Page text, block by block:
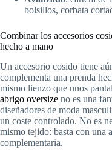
bolsillos, corbata
Combinar los accesorios
hecho a mano
Un accesorio cosido tiene
complementa una prenda
mismo lienzo que unos
abrigo oversize no es una
diseñadores de moda
un coste controlado. No es
mismo tejido: basta con una
complementaria.